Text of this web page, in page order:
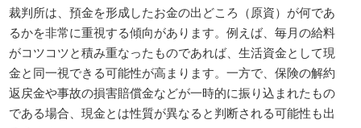
裁判所は、預金を形成したお金の出どころ（原資）が何であ
るかを非常に重視する傾向があります。例えば、毎月の給料
がコツコツと積み重なったものであれば、生活資金として現
金と同一視できる可能性が高まります。一方で、保険の解約
返戻金や事故の損害賠償金などが一時的に振り込まれたもの
である場合、現金とは性質が異なると判断される可能性も出